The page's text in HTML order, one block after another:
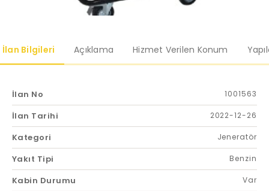
İlan Bilgileri Açıklama Hizmet Verilen Konum
İlan No 1001563
İlan Tarihi 2022-12-26
Kategori Jeneratör
Yakıt Tipi Benzin
Kabin Durumu Var